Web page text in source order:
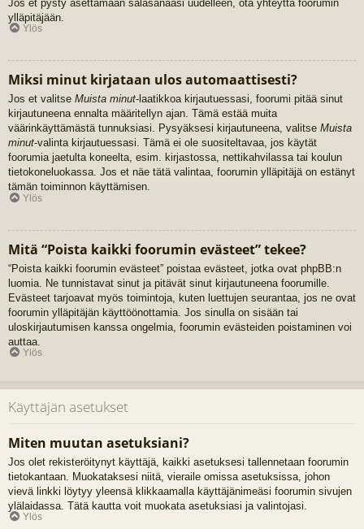
Jos et pysty asettamaan salasanaasi uudelleen, ota yhteyttä foorumin
ylläpitäjään.
Ylös
Miksi minut kirjataan ulos automaattisesti?
Jos et valitse Muista minut-laatikkoa kirjautuessasi, foorumi pitää sinut
kirjautuneena ennalta määritellyn ajan. Tämä estää muita
väärinkäyttämästä tunnuksiasi. Pysyäksesi kirjautuneena, valitse Muista
minut-valinta kirjautuessasi. Tämä ei ole suositeltavaa, jos käytät
foorumia jaetulta koneelta, esim. kirjastossa, nettikahvilassa tai koulun
tietokoneluokassa. Jos et näe tätä valintaa, foorumin ylläpitäjä on estänyt
tämän toiminnon käyttämisen.
Ylös
Mitä “Poista kaikki foorumin evästeet” tekee?
“Poista kaikki foorumin evästeet” poistaa evästeet, jotka ovat phpBB:n
luomia. Ne tunnistavat sinut ja pitävät sinut kirjautuneena foorumille.
Evästeet tarjoavat myös toimintoja, kuten luettujen seurantaa, jos ne ovat
foorumin ylläpitäjän käyttöönottamia. Jos sinulla on sisään tai
uloskirjautumisen kanssa ongelmia, foorumin evästeiden poistaminen voi
auttaa.
Ylös
Käyttäjän asetukset
Miten muutan asetuksiani?
Jos olet rekisteröitynyt käyttäjä, kaikki asetuksesi tallennetaan foorumin
tietokantaan. Muokataksesi niitä, vieraile omissa asetuksissa, johon
vievä linkki löytyy yleensä klikkaamalla käyttäjänimeäsi foorumin sivujen
ylälaidassa. Tätä kautta voit muokata asetuksiasi ja valintojasi.
Ylös